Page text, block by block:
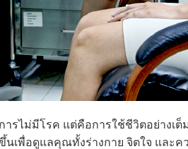
ม่มีโรค แต่คือการใช้ชีวิตอย่างเต็
นเพื่อดูแลคุณทั้งร่างกาย จิตใจ และ